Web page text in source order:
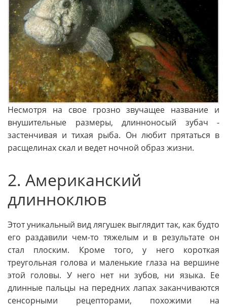
Несмотря на свое грозно звучащее название и
внушительные размеры, длинноносый зубач -
застенчивая и тихая рыба. Он любит прятаться в
расщелинах скал и ведет ночной образ жизни.
2. Американский
длинноклюв
Этот уникальный вид лягушек выглядит так, как будто
его раздавили чем-то тяжелым и в результате он
стал плоским. Кроме того, у него короткая
треугольная голова и маленькие глаза на вершине
этой головы. У него нет ни зубов, ни языка. Ее
длинные пальцы на передних лапах заканчиваются
сенсорными рецепторами, похожими на